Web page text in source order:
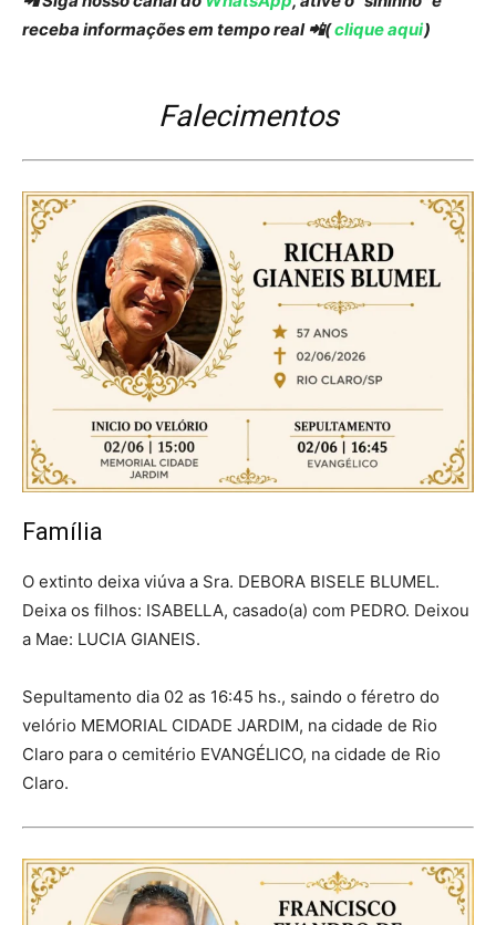
receba informações em tempo real 📲(clique aqui)
Falecimentos
Família
O extinto deixa viúva a Sra. DEBORA BISELE BLUMEL.
Deixa os filhos: ISABELLA, casado(a) com PEDRO. Deixou
a Mae: LUCIA GIANEIS.
Sepultamento dia 02 as 16:45 hs., saindo o féretro do
velório MEMORIAL CIDADE JARDIM, na cidade de Rio
Claro para o cemitério EVANGÉLICO, na cidade de Rio
Claro.